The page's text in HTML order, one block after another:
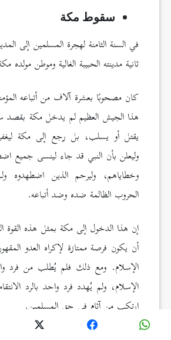
سقوط مكة
في السنة الثامنة لهجرة المسلمين إلى
ثانية مدينته الحبيبة الغالية وموطن مولده
كان مصحوبًا بعشرة آلاف من أتباعه
هذا الجيش العظيم لم يدخل مكة بقصد
يقتل أو يسلب، بل رجع إلى مكة
وليعلن بأن النبي قد جاء لينسى جميع
وخطاياهم، وليرحم الذين اضطهدوه
الحروب الظالمة ضده وضد أتباعه.
إن هذا الدخول إلى مكة بمثل هذه القوة
أن يكون فرصة ممتازة لإكراه العدو
الإسلام. ومع ذلك فلم يُطلب من فرد
الإسلام، ولم يُهدد فرد واحد بالرد
ارتكب من آثام في حق المسلمين.